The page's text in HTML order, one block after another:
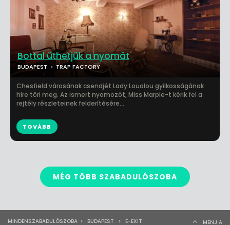
Bottal üthetjük a nyomát
BUDAPEST TRAP FACTORY
Chesfield városának csendjét Lady Louolou gyilkosságának
híre töri meg. Az ismert nyomozót, Miss Marple-t kérik fel a
rejtély részleteinek felderítésére...
TOVÁBB
MÉG TÖBB SZABADULÓSZOBA
MINDENSZABADULÓSZOBA > BUDAPEST >
E-EXIT
MENJ A